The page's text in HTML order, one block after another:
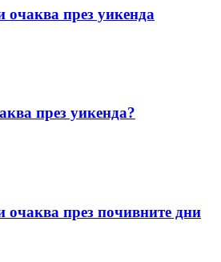
очаква през уикенда
през уикенда?
очаква през почивните дни